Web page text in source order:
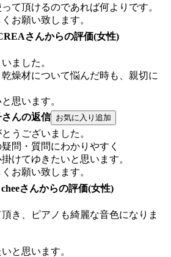
て頂けるのであれば何よりです。
お願い致します。
さんからの評価(女性)
ました。
燥材について悩んだ時も、親切に
思います。
んの返信
うございました。
問・質問にわかりやすく
けてゆきたいと思います。
お願い致します。
cheeさんからの評価(女性)
き、ピアノも綺麗な音色になりま
と思います。